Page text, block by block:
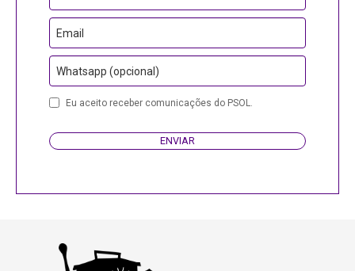
Email
Whatsapp (opcional)
ContactEu aceito receber comunicações do PSOL.
ENVIAR